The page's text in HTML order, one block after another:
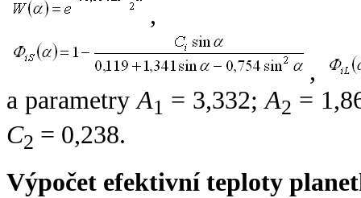
,
,
a parametryA1 = 3,332;A2 =
C2 = 0,238.
Výpočet efektivní teploty